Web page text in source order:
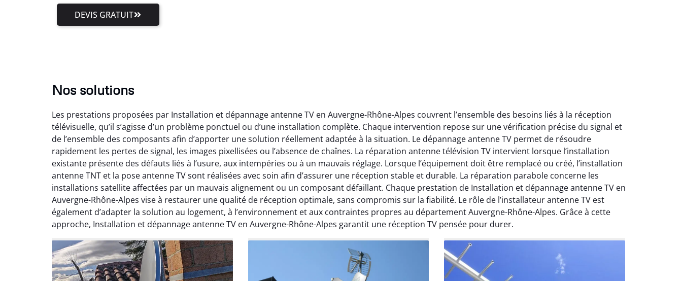
DEVIS GRATUIT
Nos solutions
Les prestations proposées par Installation et dépannage antenne TV en Auvergne-Rhône-Alpes couvrent l’ensemble des besoins liés à la réception
télévisuelle, qu’il s’agisse d’un problème ponctuel ou d’une installation complète. Chaque intervention repose sur une vérification précise du signal et
de l’ensemble des composants afin d’apporter une solution réellement adaptée à la situation. Le dépannage antenne TV permet de résoudre
rapidement les pertes de signal, les images pixellisées ou l’absence de chaînes. La réparation antenne télévision TV intervient lorsque l’installation
existante présente des défauts liés à l’usure, aux intempéries ou à un mauvais réglage. Lorsque l’équipement doit être remplacé ou créé, l’installation
antenne TNT et la pose antenne TV sont réalisées avec soin afin d’assurer une réception stable et durable. La réparation parabole concerne les
installations satellite affectées par un mauvais alignement ou un composant défaillant. Chaque prestation de Installation et dépannage antenne TV en
Auvergne-Rhône-Alpes vise à restaurer une qualité de réception optimale, sans compromis sur la fiabilité. Le rôle de l’installateur antenne TV est
également d’adapter la solution au logement, à l’environnement et aux contraintes propres au département Auvergne-Rhône-Alpes. Grâce à cette
approche, Installation et dépannage antenne TV en Auvergne-Rhône-Alpes garantit une réception TV pensée pour durer.